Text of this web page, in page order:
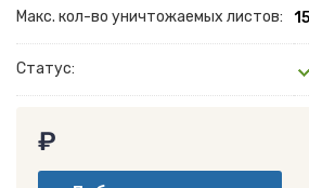
Макс. кол-во уничтожаемых листов:
Статус:
₽